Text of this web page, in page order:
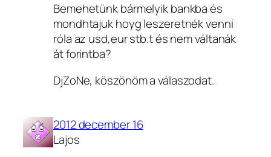
Bemehetünk bármelyik bankba és
mondhtajuk hoyg leszeretnék venni
róla az usd,eur stb.t és nem váltanák
át forintba?
DjZoNe, köszönöm a válaszodat.
2012 december 16
Lajos